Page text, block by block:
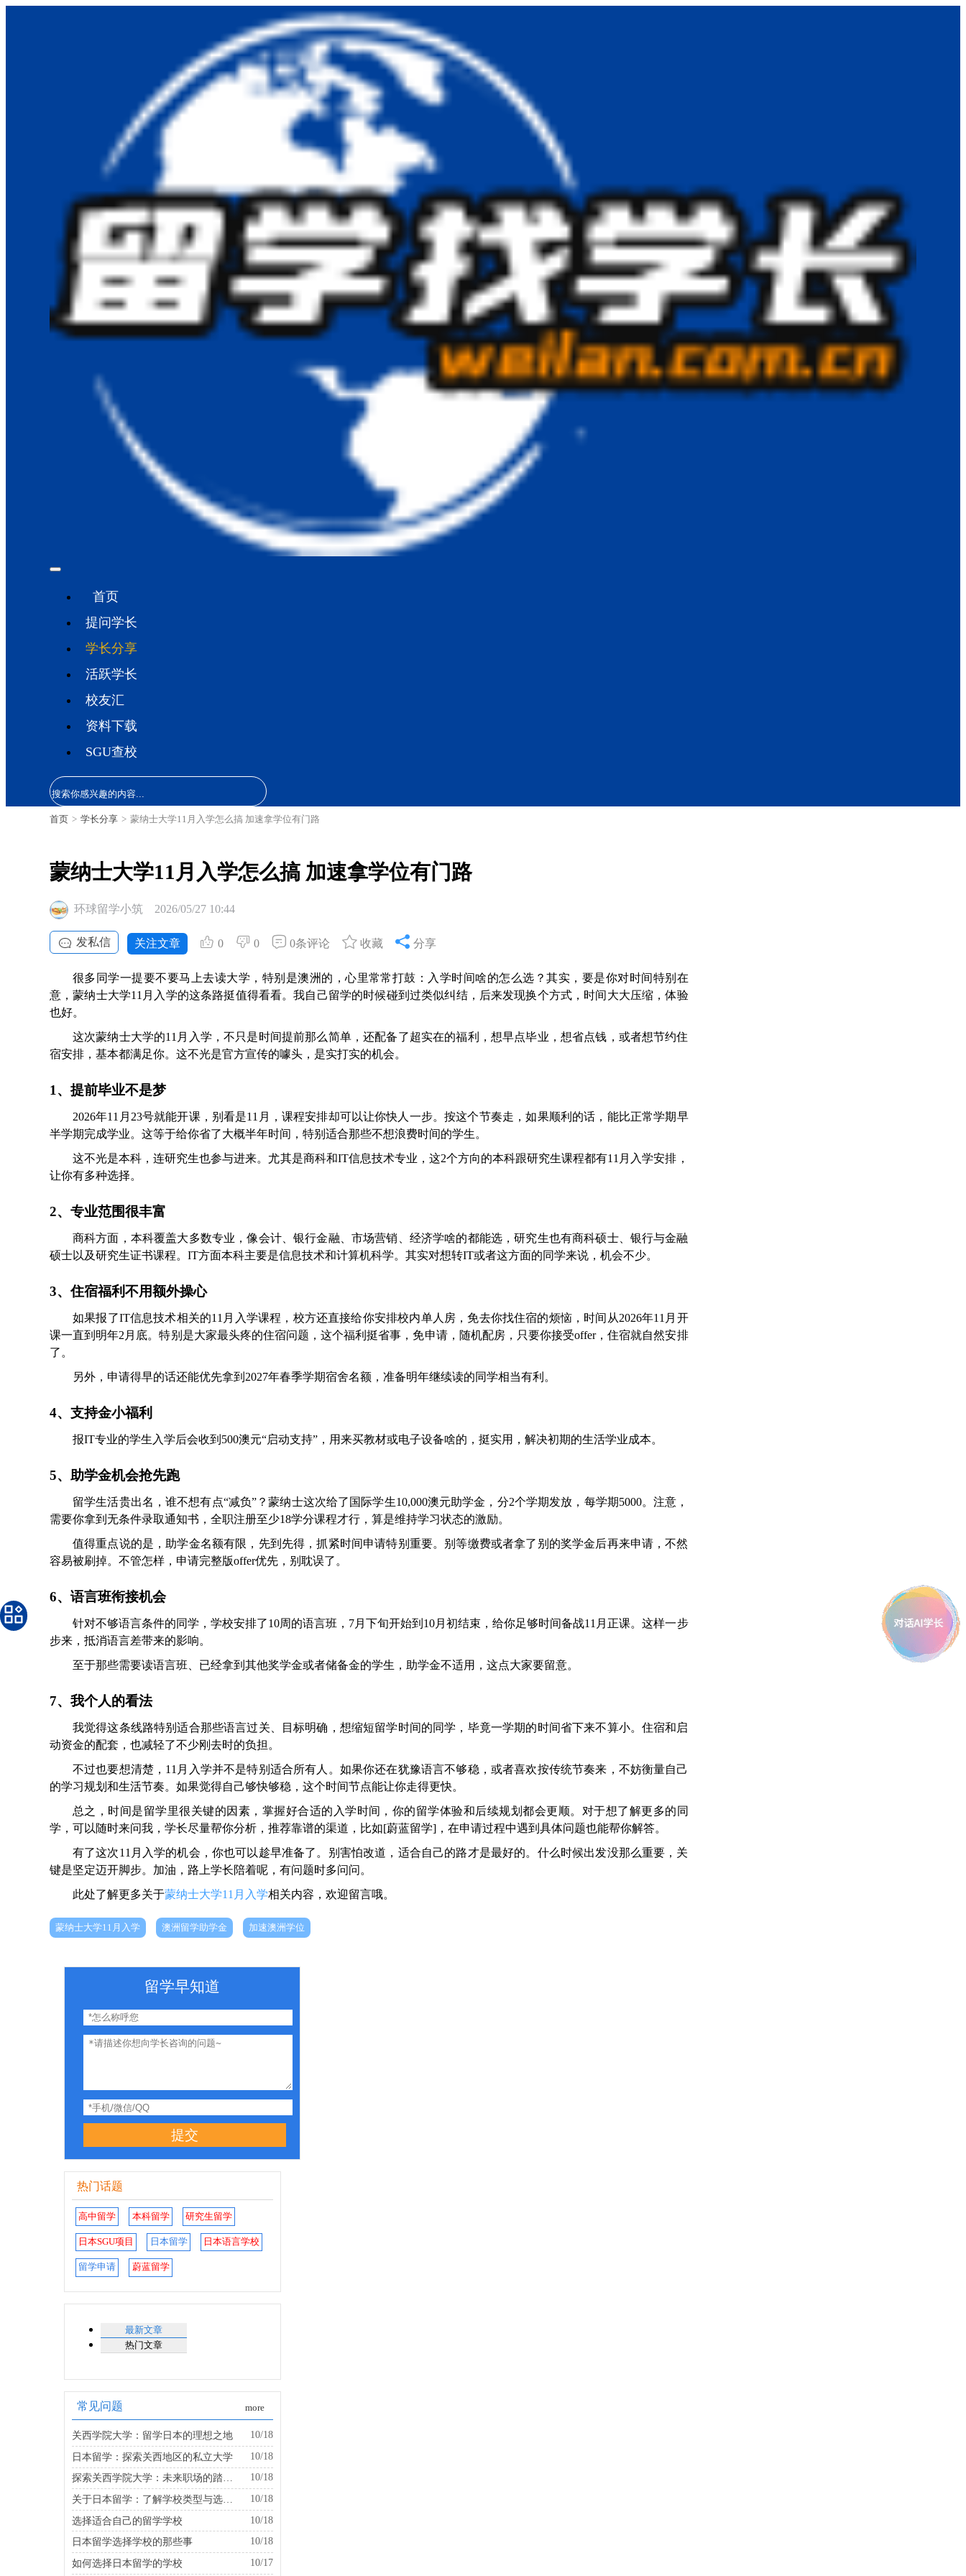
首页
提问学长
学长分享
活跃学长
校友汇
资料下载
SGU查校
首页 > 学长分享 > 蒙纳士大学11月入学怎么搞 加速拿学位有门路
蒙纳士大学11月入学怎么搞 加速拿学位有门路
环球留学小筑 2026/05/27 10:44
发私信 关注文章 0 0 0条评论 收藏 分享
很多同学一提要不要马上去读大学，特别是澳洲的，心里常常打鼓：入学时间啥的怎么选？其实，要是你对时间特别在
意，蒙纳士大学11月入学的这条路挺值得看看。我自己留学的时候碰到过类似纠结，后来发现换个方式，时间大大压缩，体验
也好。
这次蒙纳士大学的11月入学，不只是时间提前那么简单，还配备了超实在的福利，想早点毕业，想省点钱，或者想节约住
宿安排，基本都满足你。这不光是官方宣传的噱头，是实打实的机会。
1、提前毕业不是梦
2026年11月23号就能开课，别看是11月，课程安排却可以让你快人一步。按这个节奏走，如果顺利的话，能比正常学期早
半学期完成学业。这等于给你省了大概半年时间，特别适合那些不想浪费时间的学生。
这不光是本科，连研究生也参与进来。尤其是商科和IT信息技术专业，这2个方向的本科跟研究生课程都有11月入学安排，
让你有多种选择。
2、专业范围很丰富
商科方面，本科覆盖大多数专业，像会计、银行金融、市场营销、经济学啥的都能选，研究生也有商科硕士、银行与金融
硕士以及研究生证书课程。IT方面本科主要是信息技术和计算机科学。其实对想转IT或者这方面的同学来说，机会不少。
3、住宿福利不用额外操心
如果报了IT信息技术相关的11月入学课程，校方还直接给你安排校内单人房，免去你找住宿的烦恼，时间从2026年11月开
课一直到明年2月底。特别是大家最头疼的住宿问题，这个福利挺省事，免申请，随机配房，只要你接受offer，住宿就自然安排
了。
另外，申请得早的话还能优先拿到2027年春季学期宿舍名额，准备明年继续读的同学相当有利。
4、支持金小福利
报IT专业的学生入学后会收到500澳元“启动支持”，用来买教材或电子设备啥的，挺实用，解决初期的生活学业成本。
5、助学金机会抢先跑
留学生活贵出名，谁不想有点“减负”？蒙纳士这次给了国际学生10,000澳元助学金，分2个学期发放，每学期5000。注意，
需要你拿到无条件录取通知书，全职注册至少18学分课程才行，算是维持学习状态的激励。
值得重点说的是，助学金名额有限，先到先得，抓紧时间申请特别重要。别等缴费或者拿了别的奖学金后再来申请，不然
容易被刷掉。不管怎样，申请完整版offer优先，别耽误了。
6、语言班衔接机会
针对不够语言条件的同学，学校安排了10周的语言班，7月下旬开始到10月初结束，给你足够时间备战11月正课。这样一步
步来，抵消语言差带来的影响。
至于那些需要读语言班、已经拿到其他奖学金或者储备金的学生，助学金不适用，这点大家要留意。
7、我个人的看法
我觉得这条线路特别适合那些语言过关、目标明确，想缩短留学时间的同学，毕竟一学期的时间省下来不算小。住宿和启
动资金的配套，也减轻了不少刚去时的负担。
不过也要想清楚，11月入学并不是特别适合所有人。如果你还在犹豫语言不够稳，或者喜欢按传统节奏来，不妨衡量自己
的学习规划和生活节奏。如果觉得自己够快够稳，这个时间节点能让你走得更快。
总之，时间是留学里很关键的因素，掌握好合适的入学时间，你的留学体验和后续规划都会更顺。对于想了解更多的同
学，可以随时来问我，学长尽量帮你分析，推荐靠谱的渠道，比如[蔚蓝留学]，在申请过程中遇到具体问题也能帮你解答。
有了这次11月入学的机会，你也可以趁早准备了。别害怕改道，适合自己的路才是最好的。什么时候出发没那么重要，关
键是坚定迈开脚步。加油，路上学长陪着呢，有问题时多问问。
此处了解更多关于蒙纳士大学11月入学相关内容，欢迎留言哦。
蒙纳士大学11月入学 澳洲留学助学金 加速澳洲学位
留学早知道
提交
热门话题
高中留学 本科留学 研究生留学
日本SGU项目 日本留学 日本语言学校
留学申请 蔚蓝留学
最新文章
热门文章
常见问题 more
关西学院大学：留学日本的理想之地
10/18
日本留学：探索关西地区的私立大学
10/18
探索关西学院大学：未来职场的踏板是什么？
10/18
10/18
选择适合自己的留学学校
10/18
日本留学选择学校的那些事
10/18
如何选择日本留学的学校
10/17